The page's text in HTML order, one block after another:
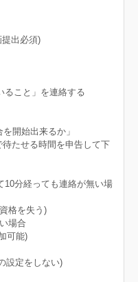
出必須)
ること」を連絡する
開始出来るか」
たせる時間を申告して下
10分経っても連絡が無い場
格を失う)
場合
可能)
設定をしない)